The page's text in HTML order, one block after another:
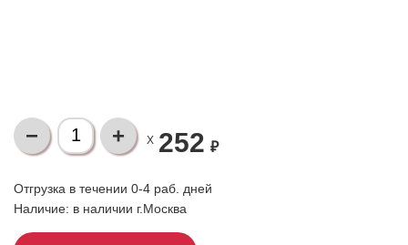
X 252 ₽
Отгрузка в течении 0-4 раб. дней
Наличие: в наличии г.Москва